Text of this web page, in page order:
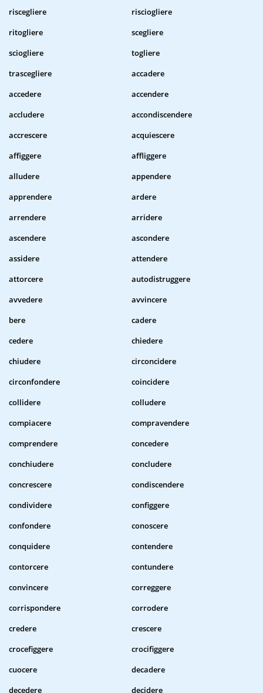
riscegliere
risciogliere
ritogliere
scegliere
sciogliere
togliere
trascegliere
accadere
accedere
accendere
accludere
accondiscendere
accrescere
acquiescere
affiggere
affliggere
alludere
appendere
apprendere
ardere
arrendere
arridere
ascendere
ascondere
assidere
attendere
attorcere
autodistruggere
avvedere
avvincere
bere
cadere
cedere
chiedere
chiudere
circoncidere
circonfondere
coincidere
collidere
colludere
compiacere
compravendere
comprendere
concedere
conchiudere
concludere
concrescere
condiscendere
condividere
configgere
confondere
conoscere
conquidere
contendere
contorcere
contundere
convincere
correggere
corrispondere
corrodere
credere
crescere
crocefiggere
crocifiggere
cuocere
decadere
decedere
decidere